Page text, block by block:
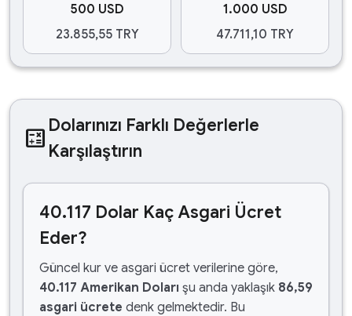
500 USD
23.855,55 TRY
1.000 USD
47.711,10 TRY
calculate Dolarınızı Farklı Değerlerle
Karşılaştırın
40.117 Dolar Kaç Asgari Ücret
Eder?
Güncel kur ve asgari ücret verilerine göre,
40.117 Amerikan Doları şu anda yaklaşık 86,59
asgari ücrete denk gelmektedir. Bu